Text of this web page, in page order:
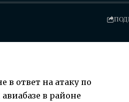
в ответ на атаку по
в районе